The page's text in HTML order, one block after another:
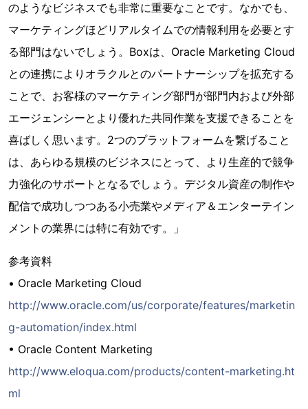
のようなビジネスでも非常に重要なことです。なかでも、
マーケティングほどリアルタイムでの情報利用を必要とす
る部門はないでしょう。Boxは、Oracle Marketing Cloud
との連携によりオラクルとのパートナーシップを拡充する
ことで、お客様のマーケティング部門が部門内および外部
エージェンシーとより優れた共同作業を支援できることを
喜ばしく思います。2つのプラットフォームを繋げること
は、あらゆる規模のビジネスにとって、より生産的で競争
力強化のサポートとなるでしょう。デジタル資産の制作や
配信で成功しつつある小売業やメディア＆エンターテイン
メントの業界には特に有効です。」
参考資料
• Oracle Marketing Cloud
http://www.oracle.com/us/corporate/features/marketin
g-automation/index.html
• Oracle Content Marketing
http://www.eloqua.com/products/content-marketing.ht
ml